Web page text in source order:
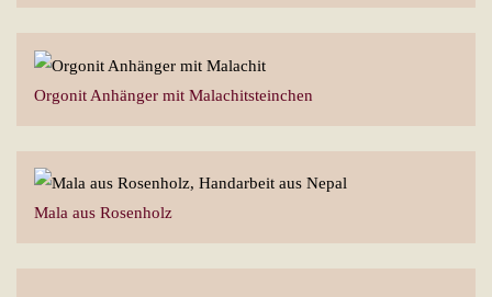
Orgonit Anhänger mit Malachitsteinchen
Mala aus Rosenholz